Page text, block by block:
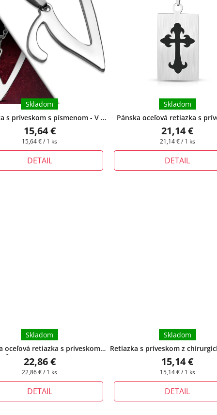
s príveskom s písmenom - V -
3 cm x 3,3 cm
krabička zadarmo
Skladom
15,64 €
Jednotková
cena:
15,64 € / 1 ks
DETAIL
Pánska oceľová retiazka s
platnička s čiernym krížom
produkte si môžete zvoliť
Skladom
21,14 €
Jednotková
cena:
21,14 € / 1 ks
DETAIL
oceľová retiazka s príveskom
Škorpión + pri tomto produkte
zvoliť dĺžku retiazky
Skladom
22,86 €
Jednotková
22,86 € / 1 ks
DETAIL
Retiazka s príveskom z
písmeno H - 2,2 cm + pri tomto
si môžete zvoliť dĺžku
Skladom
15,14 €
Jednotková
15,14 € / 1 ks
DETAIL